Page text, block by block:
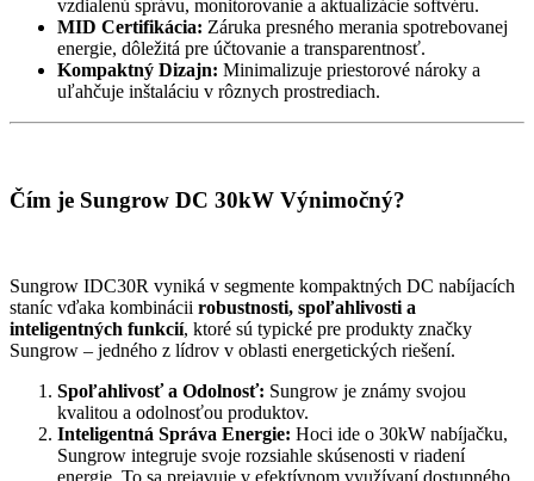
vzdialenú správu, monitorovanie a aktualizácie softvéru.
MID Certifikácia: Záruka presného merania spotrebovanej
energie, dôležitá pre účtovanie a transparentnosť.
Kompaktný Dizajn: Minimalizuje priestorové nároky a
uľahčuje inštaláciu v rôznych prostrediach.
Čím je Sungrow DC 30kW Výnimočný?
Sungrow IDC30R vyniká v segmente kompaktných DC nabíjacích
staníc vďaka kombinácii robustnosti, spoľahlivosti a
inteligentných funkcií, ktoré sú typické pre produkty značky
Sungrow – jedného z lídrov v oblasti energetických riešení.
Spoľahlivosť a Odolnosť: Sungrow je známy svojou
kvalitou a odolnosťou produktov.
Inteligentná Správa Energie: Hoci ide o 30kW nabíjačku,
Sungrow integruje svoje rozsiahle skúsenosti v riadení